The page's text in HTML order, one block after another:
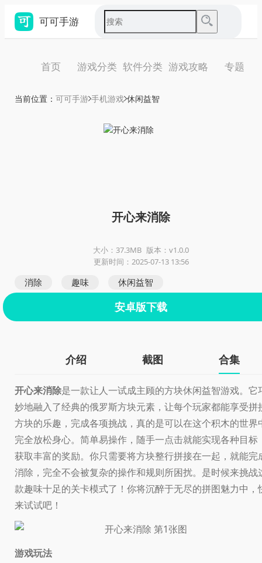
可可手游
首页 游戏分类 软件分类 游戏攻略 专题
当前位置： 可可手游 手机游戏 休闲益智
开心来消除
大小：37.3MB 版本：v1.0.0
更新时间：2025-07-13 13:56
消除 趣味 休闲益智
安卓版下载
介绍 截图 合集
开心来消除是一款让人一试成主顾的方块休闲益智游戏。它
妙地融入了经典的俄罗斯方块元素，让每个玩家都能享受拼
方块的乐趣，完成各项挑战，真的是可以在这个积木的世界
完全放松身心。简单易操作，随手一点击就能实现各种目标
获取丰富的奖励。你只需要将方块整行拼接在一起，就能完
消除，完全不会被复杂的操作和规则所困扰。是时候来挑战
款趣味十足的关卡模式了！你将沉醉于无尽的拼图魅力中，
来试试吧！
游戏玩法